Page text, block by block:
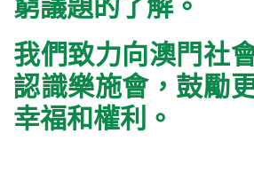
我們致力向澳門社
認識樂施會，鼓勵
幸福和權利。